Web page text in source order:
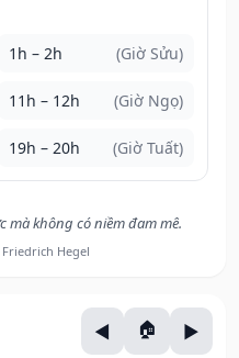
1h – 2h (Giờ Sửu)
11h – 12h (Giờ Ngọ)
19h – 20h (Giờ Tuất)
mà không có niềm đam mê.
Hegel